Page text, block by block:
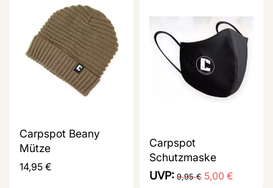
Carpspot Beany
Mütze
14,95 €
Carpspot
Schutzmaske
UVP: 9,95€ 5,00 €